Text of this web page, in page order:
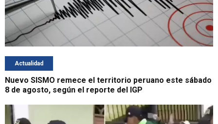
Actualidad
Nuevo SISMO remece el territorio peruano este sábado
8 de agosto, según el reporte del IGP